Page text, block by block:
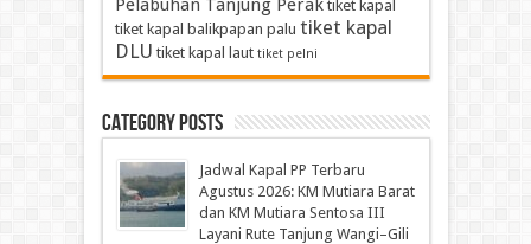
Pelabuhan Tanjung Perak tiket kapal
tiket kapal balikpapan palu tiket kapal
DLU tiket kapal laut tiket pelni
Category Posts
Jadwal Kapal PP Terbaru
Agustus 2026: KM Mutiara Barat
dan KM Mutiara Sentosa III
Layani Rute Tanjung Wangi–Gili